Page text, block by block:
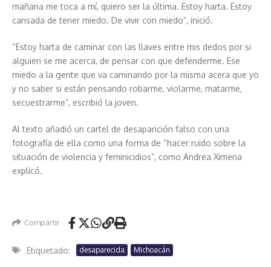
mañana me toca a mí, quiero ser la última. Estoy harta. Estoy
cansada de tener miedo. De vivir con miedo”, inició.
“Estoy harta de caminar con las llaves entre mis dedos por si
alguien se me acerca, de pensar con que defenderme. Ese
miedo a la gente que va caminando por la misma acera que yo
y no saber si están pensando robarme, violarme, matarme,
secuestrarme”, escribió la joven.
Al texto añadió un cartel de desaparición falso con una
fotografía de ella como una forma de “hacer ruido sobre la
situación de violencia y feminicidios”, como Andrea Ximena
explicó.
Compartir
Etiquetado: desaparecida Michoacán